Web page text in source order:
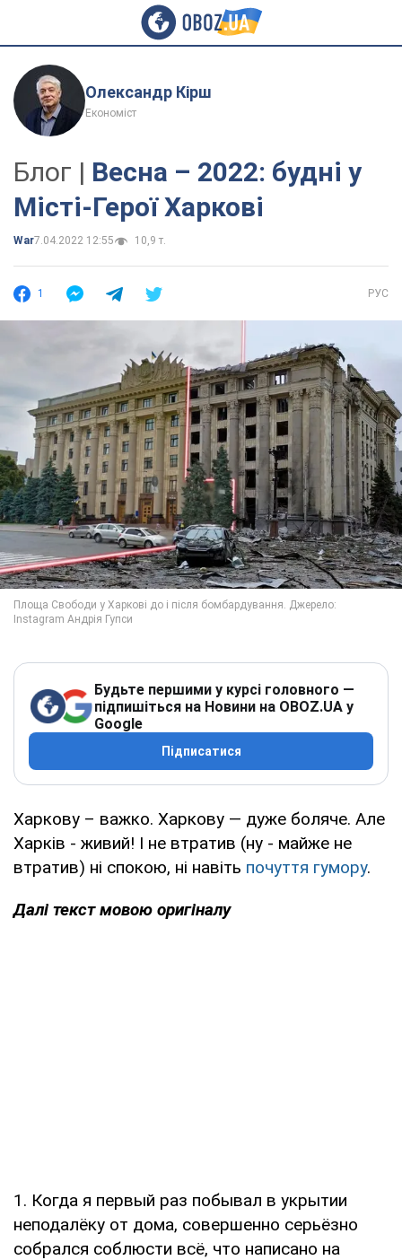
Олександр Кірш
Економіст
Блог | Весна – 2022: будні у
Місті-Герої Харкові
War7.04.2022 12:55 10,9 т.
1 РУС
Будьте першими у курсі головного —
підпишіться на Новини на OBOZ.UA у
Google
Підписатися
Харкову – важко. Харкову — дуже боляче. Але
Харків - живий! І не втратив (ну - майже не
втратив) ні спокою, ні навіть почуття гумору.
Далі текст мовою оригіналу
1. Когда я первый раз побывал в укрытии
неподалёку от дома, совершенно серьёзно
собрался соблюсти всё, что написано на